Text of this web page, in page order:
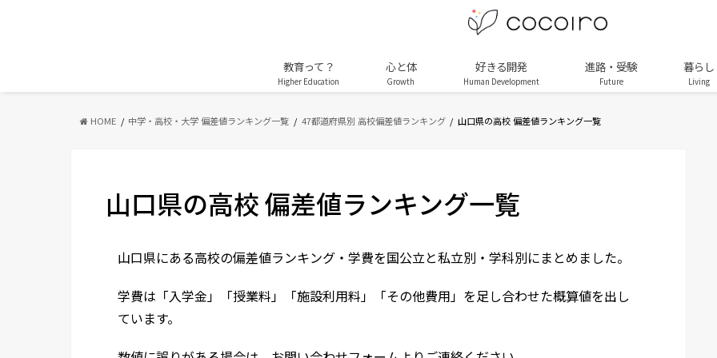
教育って？
Higher Education
心と体
Growth
好きる開発
Human Development
進路・受験
Future
暮らし
Living
HOME 中学・高校・大学 偏差値ランキング一覧 47都道府県別 高校偏差値ランキング 山口県の高校 偏差値ランキング一覧
山口県の高校 偏差値ランキング一覧
山口県にある高校の偏差値ランキング・学費を国公立と私立別・学科別にまとめました。
学費は「入学金」「授業料」「施設利用料」「その他費用」を足し合わせた概算値を出し
ています。